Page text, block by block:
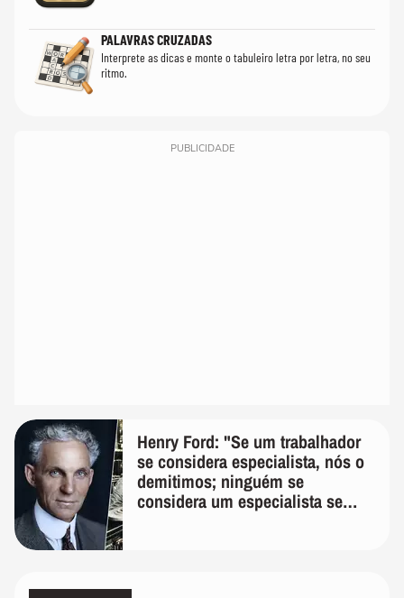
PALAVRAS CRUZADAS
Interprete as dicas e monte o tabuleiro letra por letra, no seu
ritmo.
PUBLICIDADE
Henry Ford: "Se um trabalhador
se considera especialista, nós o
demitimos; ninguém se
considera um especialista se